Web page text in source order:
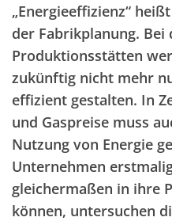
„Energieeffizienz“
der Fabrikplanung.
Produktionsstätten
zukünftig nicht mehr
effizient gestalten. In
und Gaspreise muss
Nutzung von Energie
Unternehmen
gleichermaßen in ihre
können, untersuchen